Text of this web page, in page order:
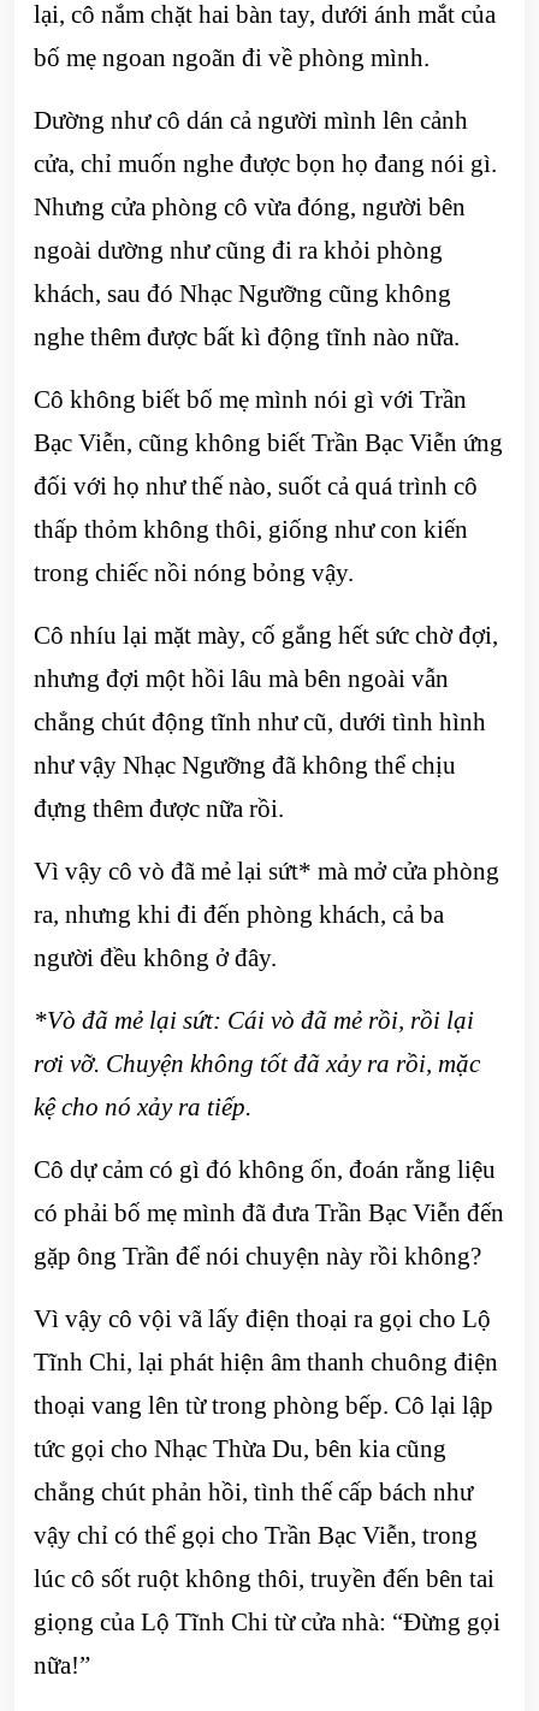
lại, cô nắm chặt hai bàn tay, dưới ánh mắt của
bố mẹ ngoan ngoãn đi về phòng mình.
Dường như cô dán cả người mình lên cảnh
cửa, chỉ muốn nghe được bọn họ đang nói gì.
Nhưng cửa phòng cô vừa đóng, người bên
ngoài dường như cũng đi ra khỏi phòng
khách, sau đó Nhạc Ngưỡng cũng không
nghe thêm được bất kì động tĩnh nào nữa.
Cô không biết bố mẹ mình nói gì với Trần
Bạc Viễn, cũng không biết Trần Bạc Viễn ứng
đối với họ như thế nào, suốt cả quá trình cô
thấp thỏm không thôi, giống như con kiến
trong chiếc nồi nóng bỏng vậy.
Cô nhíu lại mặt mày, cố gắng hết sức chờ đợi,
nhưng đợi một hồi lâu mà bên ngoài vẫn
chẳng chút động tĩnh như cũ, dưới tình hình
như vậy Nhạc Ngưỡng đã không thể chịu
đựng thêm được nữa rồi.
Vì vậy cô vò đã mẻ lại sứt* mà mở cửa phòng
ra, nhưng khi đi đến phòng khách, cả ba
người đều không ở đây.
*Vò đã mẻ lại sứt: Cái vò đã mẻ rồi, rồi lại
rơi vỡ. Chuyện không tốt đã xảy ra rồi, mặc
kệ cho nó xảy ra tiếp.
Cô dự cảm có gì đó không ổn, đoán rằng liệu
có phải bố mẹ mình đã đưa Trần Bạc Viễn đến
gặp ông Trần để nói chuyện này rồi không?
Vì vậy cô vội vã lấy điện thoại ra gọi cho Lộ
Tĩnh Chi, lại phát hiện âm thanh chuông điện
thoại vang lên từ trong phòng bếp. Cô lại lập
tức gọi cho Nhạc Thừa Du, bên kia cũng
chẳng chút phản hồi, tình thế cấp bách như
vậy chỉ có thể gọi cho Trần Bạc Viễn, trong
lúc cô sốt ruột không thôi, truyền đến bên tai
giọng của Lộ Tĩnh Chi từ cửa nhà: “Đừng gọi
nữa!”